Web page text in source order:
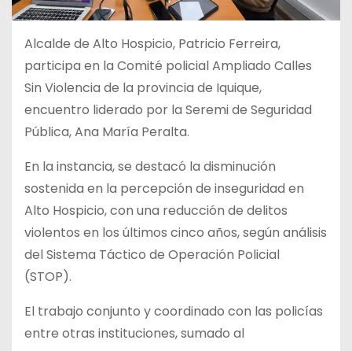
Alcalde de Alto Hospicio, Patricio Ferreira,
participa en la Comité policial Ampliado Calles
Sin Violencia de la provincia de Iquique,
encuentro liderado por la Seremi de Seguridad
Pública, Ana María Peralta.
En la instancia, se destacó la disminución
sostenida en la percepción de inseguridad en
Alto Hospicio, con una reducción de delitos
violentos en los últimos cinco años, según análisis
del Sistema Táctico de Operación Policial
(STOP).
El trabajo conjunto y coordinado con las policías
entre otras instituciones, sumado al